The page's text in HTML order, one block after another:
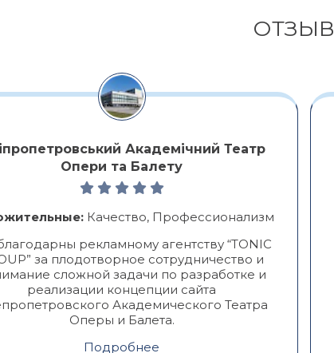
Академічний Театр
Опери та Балету
Качество, Профессионализм
рекламному агентству “TONIC
за плодотворное сотрудничество и
сложной задачи по разработке и
реализации концепции сайта
Академического Театра
Оперы и Балета.
Подробнее